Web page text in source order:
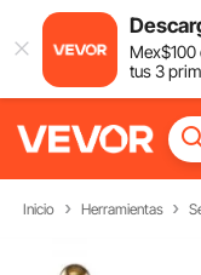
Mex$100
tus 3
Inicio Herramientas